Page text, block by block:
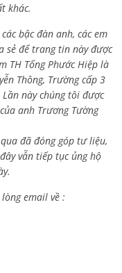
khác.
bậc đàn anh, các em
sẻ để trang tin này được
TH Tống Phước Hiệp là
Thông, Trường cấp 3
này chúng tôi được
anh Trương Tường
đã đóng góp tư liệu,
vẫn tiếp tục ủng hộ
email về :